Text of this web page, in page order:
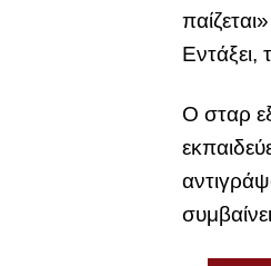
Εντάξει,
Ο σταρ